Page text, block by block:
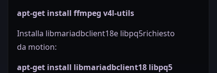
apt-get install ffmpeg v4l-utils
Installa libmariadbclient18e libpq5richiesto
da motion:
apt-get install libmariadbclient18 libpq5